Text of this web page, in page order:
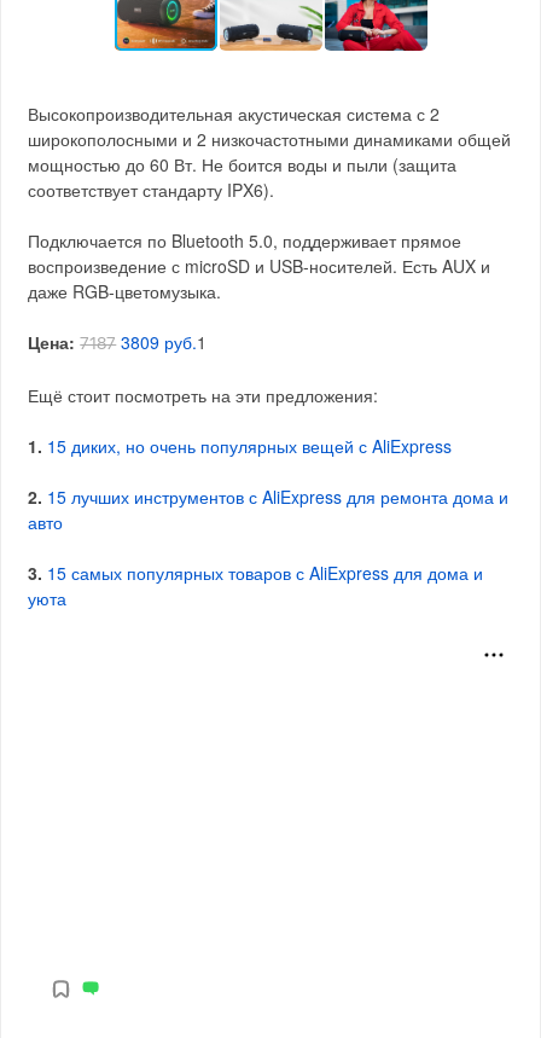
Высокопроизводительная акустическая система с 2
широкополосными и 2 низкочастотными динамиками общей
мощностью до 60 Вт. Не боится воды и пыли (защита
соответствует стандарту IPX6).
Подключается по Bluetooth 5.0, поддерживает прямое
воспроизведение с microSD и USB-носителей. Есть AUX и
даже RGB-цветомузыка.
Цена: 7187 3809 руб.1
Ещё стоит посмотреть на эти предложения:
1. 15 диких, но очень популярных вещей с AliExpress
2. 15 лучших инструментов с AliExpress для ремонта дома и
авто
3. 15 самых популярных товаров с AliExpress для дома и
уюта